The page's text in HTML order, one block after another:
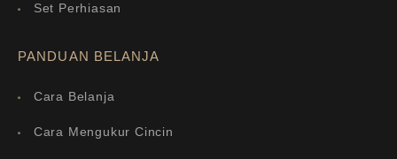
Set Perhiasan
PANDUAN BELANJA
Cara Belanja
Cara Mengukur Cincin